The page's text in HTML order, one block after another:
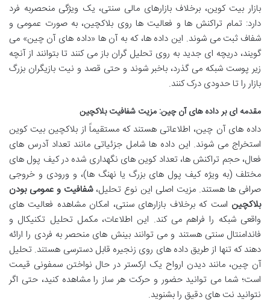
بازار بیت کوین، برخلاف بازارهای مالی سنتی، یک ویژگی منحصربه فرد
دارد: تمام تراکنش ها و فعالیت ها روی بلاکچین، به صورت عمومی و
شفاف ثبت می شوند. این داده ها، که به آن ها «داده های آن چین» می
گویند، دریچه ای جدید به روی تحلیل گران باز می کنند تا بتوانند از آنچه
زیر پوست شبکه می گذرد، باخبر شوند و حتی قصد و نیت بازیگران بزرگ
بازار را تا حدودی درک کنند.
مقدمه ای بر داده های آن چین: مزیت شفافیت بلاکچین
داده های آن چین، اطلاعاتی هستند که مستقیماً از بلاکچین بیت کوین
استخراج می شوند. این داده ها شامل جزئیاتی مانند تعداد آدرس های
فعال، حجم تراکنش ها، تعداد کوین های نگهداری شده در کیف پول های
مختلف (به ویژه کیف پول های بزرگ یا نهنگ ها)، و ورودی و خروجی
صرافی ها هستند. مزیت اصلی این نوع تحلیل،شفافیت و عمومی بودن
بلاکچین است که برخلاف بازارهای سنتی، امکان مشاهده فعالیت های
واقعی شبکه را فراهم می کند. این اطلاعات، مکمل تحلیل تکنیکال و
فاندامنتال سنتی هستند و می توانند بینش های منحصر به فردی را ارائه
دهند که تنها از طریق داده های روی زنجیره قابل دسترسی هستند. تحلیل
آن چین، مانند دیدن ارواح یک ارکستر در حال نواختن سمفونی قیمت
است؛ شما می توانید حضور و حرکت هر ساز را مشاهده کنید، حتی اگر
نتوانید نت های دقیق را بشنوید.